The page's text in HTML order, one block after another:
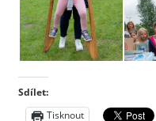
Sdílet:
Tisknout